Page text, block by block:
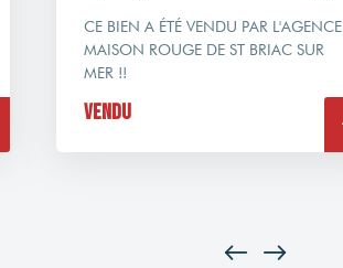
CE BIEN A ÉTÉ VENDU PAR L'AGENCE
MAISON ROUGE DE ST BRIAC SUR
MER !!
Vendu